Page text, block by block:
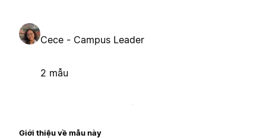
Cece - Campus Leader
2 mẫu
Giới thiệu về mẫu này